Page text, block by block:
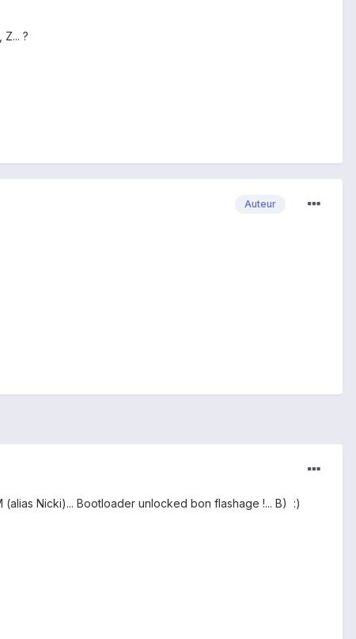
?
Auteur
Nicki)... Bootloader unlocked bon flashage !... B) :)